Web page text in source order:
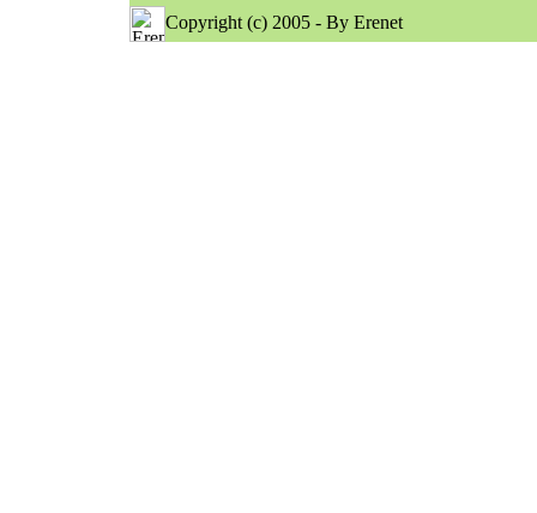
Copyright (c) 2005 - By Erenet